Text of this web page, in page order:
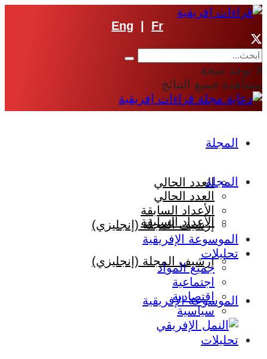
Eng Fr
لا توجد نتيجة
مشاهدة جميع النتائج
المجلة
العدد الحالي
الأعداد السابقة
إرشيف المجلة (إنجليزي)
الموسوعة الإفريقية
تحليلات
المجلة
العدد الحالي
الأعداد السابقة
إرشيف المجلة (إنجليزي)
الموسوعة الإفريقية
تحليلات
جميع المواد
اجتماعية
اقتصادية
سياسية